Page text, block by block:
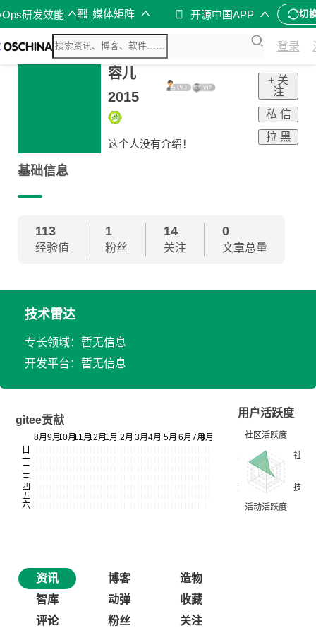
研发效能 媒体矩阵 开源中国APP 切
登录
容儿
2015
这个人没有介绍！
+ 关
注
私 信
拉 黑
基础信息
113
经验值
1
粉丝
14
关注
0
文章总量
技术雷达
专长领域：暂无信息
开发平台：暂无信息
gitee贡献
用户活跃度
资讯 博客
造物
智库
动弹
收藏
评论
粉丝 关注